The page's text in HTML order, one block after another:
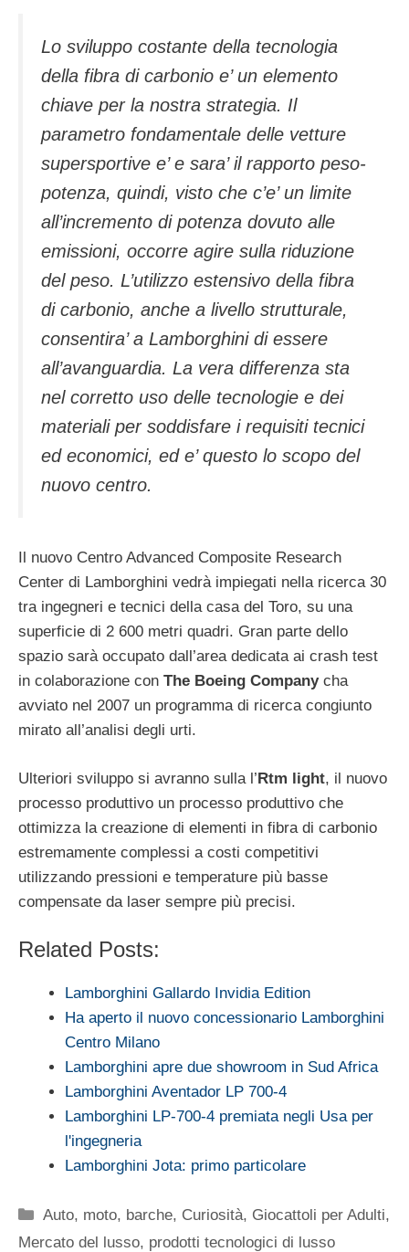
Lo sviluppo costante della tecnologia
della fibra di carbonio e’ un elemento
chiave per la nostra strategia. Il
parametro fondamentale delle vetture
supersportive e’ e sara’ il rapporto peso-
potenza, quindi, visto che c’e’ un limite
all’incremento di potenza dovuto alle
emissioni, occorre agire sulla riduzione
del peso. L’utilizzo estensivo della fibra
di carbonio, anche a livello strutturale,
consentira’ a Lamborghini di essere
all’avanguardia. La vera differenza sta
nel corretto uso delle tecnologie e dei
materiali per soddisfare i requisiti tecnici
ed economici, ed e’ questo lo scopo del
nuovo centro.
Il nuovo Centro Advanced Composite Research
Center di Lamborghini vedrà impiegati nella ricerca 30
tra ingegneri e tecnici della casa del Toro, su una
superficie di 2 600 metri quadri. Gran parte dello
spazio sarà occupato dall’area dedicata ai crash test
in colaborazione con The Boeing Companycha
avviato nel 2007 un programma di ricerca congiunto
mirato all’analisi degli urti.
Ulteriori sviluppo si avranno sulla l’Rtm light, il nuovo
processo produttivo un processo produttivo che
ottimizza la creazione di elementi in fibra di carbonio
estremamente complessi a costi competitivi
utilizzando pressioni e temperature più basse
compensate da laser sempre più precisi.
Related Posts:
Lamborghini Gallardo Invidia Edition
Ha aperto il nuovo concessionario Lamborghini
Centro Milano
Lamborghini apre due showroom in Sud Africa
Lamborghini Aventador LP 700-4
Lamborghini LP-700-4 premiata negli Usa per
l'ingegneria
Lamborghini Jota: primo particolare
Categorie
Auto, moto, barche, Curiosità, Giocattoli per Adulti,
Mercato del lusso, prodotti tecnologici di lusso